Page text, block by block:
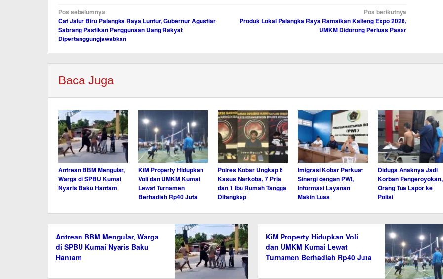
Navigasi
pos
Pos sebelumnya
Cat Jalur Biru Palangka Raya Luntur, Gubernur Agustiar
Sabrang Pastikan Penggunaan Uang Rakyat
Dipertanggungjawabkan
Pos berikutnya
Produk Lokal Palangka Raya Ramaikan Kalteng Expo 2026,
UMKM Didorong Perluas Pasar
Baca Juga
Antrean BBM Mengular,
Warga di SPBU Kumai
Nyaris Baku Hantam
KiM Property Hidupkan
Voli dan UMKM Kumai
Lewat Turnamen
Berhadiah Rp40 Juta
Polres Kobar Ungkap 6
Kasus Narkoba, 7 Pria
dan 1 Ibu Rumah Tangga
Ditangkap
Imigrasi Kobar Perkuat
Sinergi dengan PWI,
Informasi Layanan
Makin Luas
Diduga Anaknya Jadi
Korban Pengeroyokan,
Orang Tua Lapor ke
Polisi
Antrean BBM Mengular, Warga
di SPBU Kumai Nyaris Baku
Hantam
KiM Property Hidupkan Voli
dan UMKM Kumai Lewat
Turnamen Berhadiah Rp40 Juta